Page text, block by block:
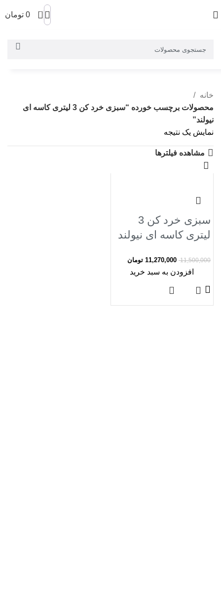
0
0 تومان
خانه
محصولات برچسب خورده “سبزی خرد کن 3 لیتری کاسه ای
نیولند”
نمایش یک نتیجه
مشاهده فیلترها
سبزی خرد کن 3
لیتری کاسه ای نیولند
vegetables
NEWLAND NL-
2959BS
11,500,000
11,270,000 تومان
افزودن به سبد خرید